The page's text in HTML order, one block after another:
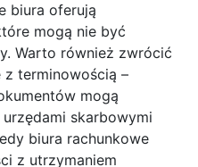
biura oferują
mogą nie być
Warto również zwrócić
z terminowością –
mogą
skarbowymi
biura rachunkowe
z utrzymaniem